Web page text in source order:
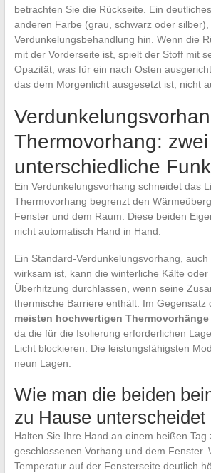
betrachten Sie die Rückseite. Ein
anderen Farbe (grau, schwarz oder
Verdunkelungsbehandlung hin. Wenn die
mit der Vorderseite ist, spielt der Stoff mit
Opazität, was für ein nach Osten
das dem Morgenlicht ausgesetzt ist, nicht
Thermovorhang: zwei
unterschiedliche
Ein Verdunkelungsvorhang schneidet das
Thermovorhang begrenzt den
Fenster und dem Raum. Diese beiden
nicht automatisch Hand in Hand.
Ein Standard-Verdunkelungsvorhang,
wirksam ist, kann die winterliche Kälte
Überhitzung durchlassen, wenn seine
thermische Barriere enthält. Im Gegensatz
meisten hochwertigen
da die für die Isolierung erforderlichen
Licht blockieren. Die leistungsfähigsten
neun Lagen.
Wie man die beiden
zu Hause unterscheidet
Halten Sie Ihre Hand an einem heißen Tag
geschlossenen Vorhang und dem Fenster.
Temperatur auf der Fensterseite deutlich